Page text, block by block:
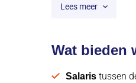
Lees meer
Wat bieden
Salaris tussen